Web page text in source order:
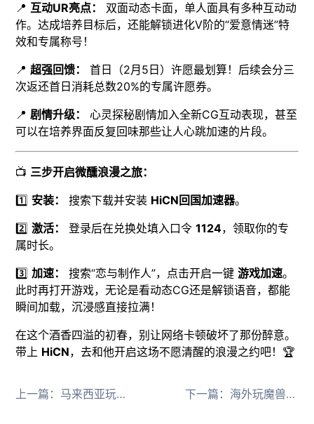
📍互动UR亮点：
双面动态卡面，单人面具有多种互动动
作。达成培养目标后，还能解锁进化V阶的“爱意情迷”特
效和专属称号！
📍超强回馈：
首日（2月5日）许愿最划算！后续会分三
次返还首日消耗总数20%的专属许愿券。
📍剧情升级：
心灵探秘剧情加入全新CG互动表现，甚至
可以在培养界面反复回味那些让人心跳加速的片段。
📺 三步开启微醺浪漫之旅：
1️⃣ 安装： 搜索下载并安装 HiCN回国加速器。
2️⃣激活： 登录后在兑换处填入口令1124，领取你的专
属时长。
3️⃣加速： 搜索“恋与制作人”，点击开启一键游戏加速。
此时再打开游戏，无论是看动态CG还是解锁语音，都能
瞬间加载，沉浸感直接拉满！
在这个酒香四溢的初春，别让网络卡顿破坏了那份醉意。
带上 HiCN，去和他开启这场不愿清醒的浪漫之约吧！🏆
上一篇： 马来西亚玩金铲铲之战延迟高用HiCN回国加速器一键优化 下一篇： 海外玩魔兽世界TBC周年版用HiCN回国加速器解决高延迟